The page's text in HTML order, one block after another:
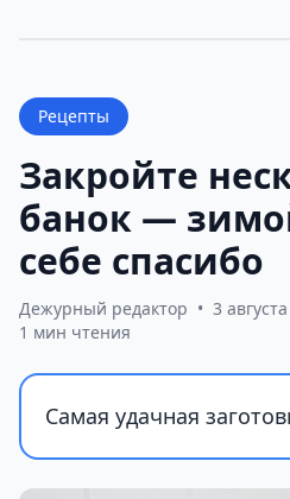
Рецепты
Закройте
банок —
себе спасибо
Дежурный редактор • 3
1 мин чтения
Самая удачная